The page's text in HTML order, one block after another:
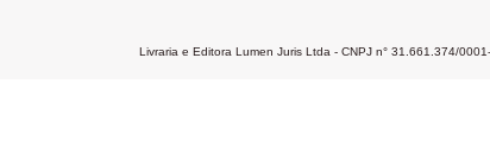
Livraria e Editora Lumen Juris Ltda - CNPJ n° 31.661.374/